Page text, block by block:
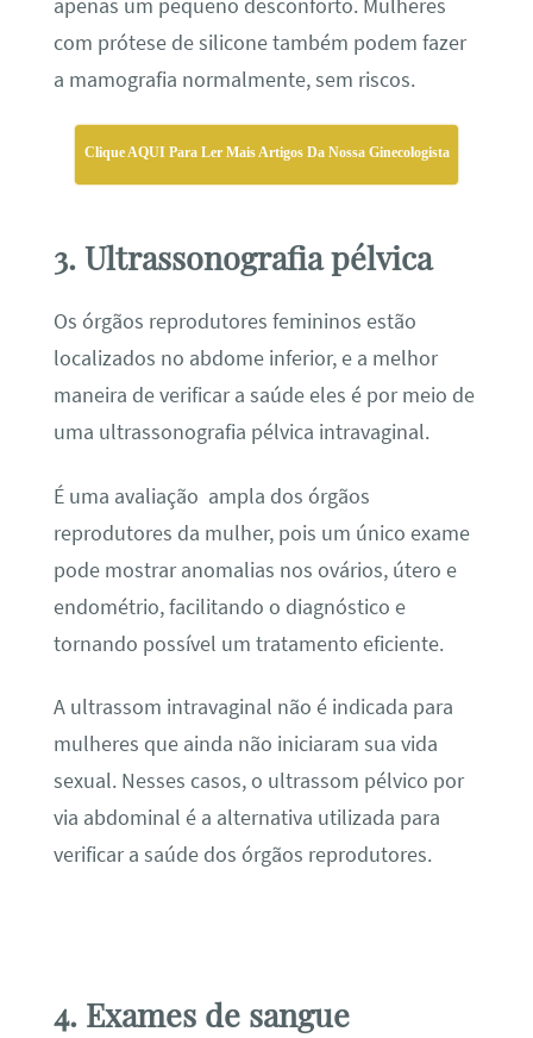
apenas um pequeno desconforto. Mulheres
com prótese de silicone também podem fazer
a mamografia normalmente, sem riscos.
Clique AQUI Para Ler Mais Artigos Da Nossa Ginecologista
3. Ultrassonografia pélvica
Os órgãos reprodutores femininos estão
localizados no abdome inferior, e a melhor
maneira de verificar a saúde eles é por meio de
uma ultrassonografia pélvica intravaginal.
É uma avaliação ampla dos órgãos
reprodutores da mulher, pois um único exame
pode mostrar anomalias nos ovários, útero e
endométrio, facilitando o diagnóstico e
tornando possível um tratamento eficiente.
A ultrassom intravaginal não é indicada para
mulheres que ainda não iniciaram sua vida
sexual. Nesses casos, o ultrassom pélvico por
via abdominal é a alternativa utilizada para
verificar a saúde dos órgãos reprodutores.
4. Exames de sangue